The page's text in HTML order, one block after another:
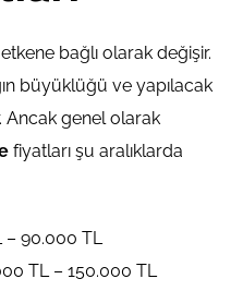
bağlı olarak değişir.
büyüklüğü ve yapılacak
Ancak genel olarak
fiyatları şu aralıklarda
– 90.000 TL
TL – 150.000 TL